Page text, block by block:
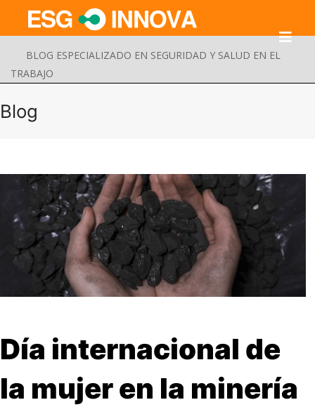
BLOG ESPECIALIZADO EN SEGURIDAD Y SALUD EN EL
TRABAJO
Buscar Enviar
Blog
Día internacional de
la mujer en la minería